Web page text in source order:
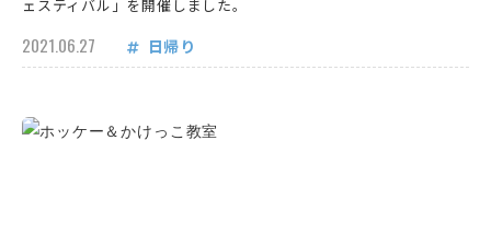
ェスティバル」を開催しました。
2021.06.27 日帰り